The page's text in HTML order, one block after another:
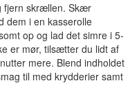
fjern skrællen. Skær
dem i en kasserolle
op og lad det simre i 5-
er mør, tilsætter du lidt af
mere. Blend indholdet
til med krydderier samt